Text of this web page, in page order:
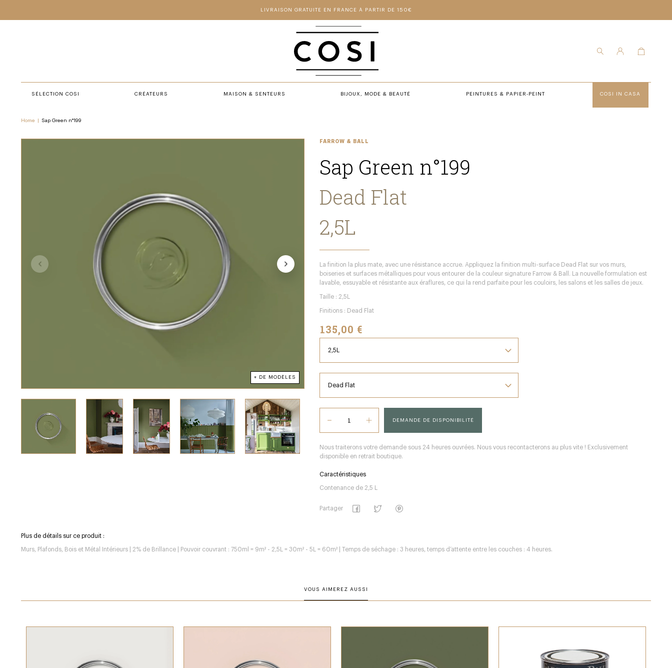
LIVRAISON GRATUITE EN FRANCE À PARTIR DE 150€
SÉLECTION COSI CRÉATEURS MAISON & SENTEURS BIJOUX, MODE & BEAUTÉ PEINTURES & PAPIER-PEINT COSI IN CASA
Home Sap Green n°199
+ DE MODÈLES
FARROW & BALL
Sap Green n°199
Dead Flat
2,5L
La finition la plus mate, avec une résistance accrue. Appliquez la finition multi-surface Dead Flat sur vos murs,
boiseries et surfaces métalliques pour vous entourer de la couleur signature Farrow & Ball. La nouvelle formulation est
lavable, essuyable et résistante aux éraflures, ce qui la rend parfaite pour les couloirs, les salons et les salles de jeux.
Taille : 2,5L
Finitions : Dead Flat
135,00 €
DEMANDE DE DISPONIBILITÉ
Nous traiterons votre demande sous 24 heures ouvrées. Nous vous recontacterons au plus vite ! Exclusivement
disponible en retrait boutique.
Caractéristiques
Contenance de 2,5 L
Partager
Plus de détails sur ce produit :
Murs, Plafonds, Bois et Métal Intérieurs | 2% de Brillance | Pouvoir couvrant : 750ml = 9m² - 2,5L = 30m² - 5L = 60m² | Temps de séchage : 3 heures, temps d’attente entre les couches : 4 heures.
VOUS AIMEREZ AUSSI